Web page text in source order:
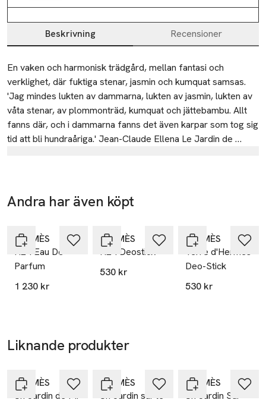
Beskrivning Recensioner
Beskrivning
En vaken och harmonisk trädgård, mellan fantasi och
verklighet, där fuktiga stenar, jasmin och kumquat samsas.
'Jag mindes lukten av dammarna, lukten av jasmin, lukten av
våta stenar, av plommonträd, kumquat och jättebambu. Allt
fanns där, och i dammarna fanns det även karpar som tog sig
tid att bli hundraåriga.' Jean-Claude Ellena Le Jardin de
fantasin.
23
rue Boissy d’Anglas
France
E-post
anna-lena.sich@hermes.com
Mobilnummer
Andra har även köpt
HERMÈS
H24 Eau De
Parfum
1 230 kr
HERMÈS
H24 Deostick
530 kr
HERMÈS
Terre d'Hermès
Deo-Stick
530 kr
Liknande produkter
HERMÈS
Un Jardin de Mr
HERMÈS
Un Jardin sur le
HERMÈS
Un Jardin Sur